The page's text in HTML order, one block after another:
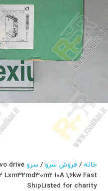
خانه / فروش سرو /سرو schneiderdrive
10A 1,6kw Fast
ShipListed for charity